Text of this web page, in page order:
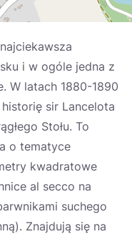
i w ogóle jedna z
W latach 1880-1890
sir Lancelota
Stołu. To
o tematyce
kwadratowe
al secco na
suchego
Znajdują się na